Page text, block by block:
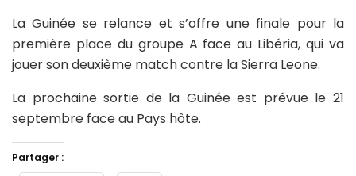
La Guinée se relance et s’offre une finale pour la
première place du groupe A face au Libéria, qui va
jouer son deuxième match contre la Sierra Leone.
La prochaine sortie de la Guinée est prévue le 21
septembre face au Pays hôte.
Partager :